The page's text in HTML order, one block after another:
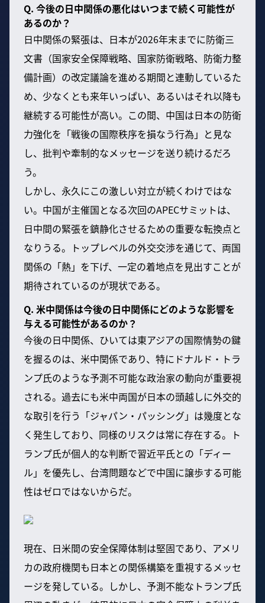
Q. 今後の日中関係の悪化はいつまで続く可能性が
あるのか？
日中関係の緊張は、日本が2026年末までに防衛三
文書（国家安全保障戦略、国家防衛戦略、防衛力整
備計画）の改定議論を進める期間と連動しているた
め、少なくとも来年いっぱい、あるいはそれ以降も
継続する可能性が高い。この間、中国は日本の防衛
力強化を「戦後の国際秩序を損なう行為」と見な
し、批判や牽制的なメッセージを送り続けるだろ
う。
しかし、永久にこの激しい対立が続くわけではな
い。中国が主催国となる次回のAPECサミットは、
日中間の緊張を鎮静化させるための重要な転換点と
なりうる。トップレベルの外交交渉を通じて、両国
関係の「熱」を下げ、一定の着地点を見出すことが
期待されているのが現状である。
Q. 米中関係は今後の日中関係にどのような影響を
与える可能性があるのか？
今後の日中関係、ひいては東アジアの国際情勢の鍵
を握るのは、米中関係であり、特にドナルド・トラ
ンプ氏のような予測不可能な政治家の動向が重要視
される。過去にも米中両国が日本の頭越しに外交的
な取引を行う「ジャパン・パッシング」は幾度とな
く発生しており、同様のリスクは常に存在する。ト
ランプ氏が個人的な判断で習近平氏との「ディー
ル」を優先し、台湾問題などで中国に譲歩する可能
性はゼロではないからだ。
現在、日米間の安全保障体制は堅固であり、アメリ
カの政府機関も日本との関係構築を重視するメッセ
ージを発している。しかし、予測不能なトランプ氏